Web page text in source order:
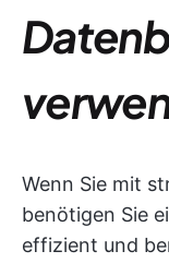
Wenn Sie mit
benötigen Sie
effizient und